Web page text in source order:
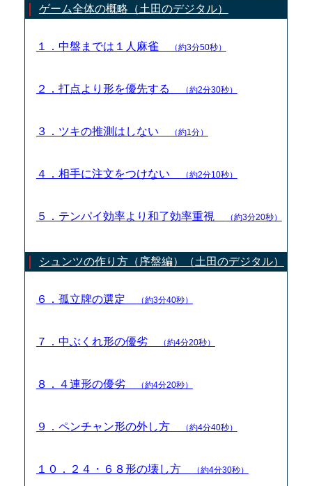
ゲーム全体の概略（土田のデジタル）
１．中盤までは１人麻雀 （約3分50秒）
２．打点より形を優先する （約2分30秒）
３．ツキの推測はしない （約1分）
４．相手に注文をつけない （約2分10秒）
５．テンパイ効率より和了効率重視 （約3分20秒）
シュンツの作り方（序盤編）（土田のデジタル）
６．孤立牌の選定 （約3分40秒）
７．中ぶくれ形の優劣 （約4分20秒）
８．４連形の優劣 （約4分20秒）
９．ペンチャン形の外し方 （約4分40秒）
１０．２４・６８形の壊し方 （約4分30秒）